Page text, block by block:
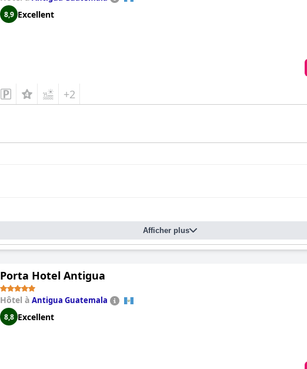
8,9 Excellent
+2
Afficher plus
Porta Hotel Antigua
Hôtel à Antigua Guatemala
8,8 Excellent